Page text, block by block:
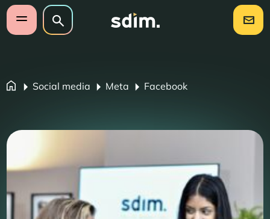
Navigatie overslaan
Open mobiel menu
Zoeken op website
Zoeken
Social media Meta Facebook